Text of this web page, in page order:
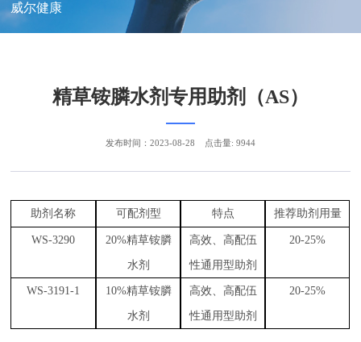
威尔健康
精草铵膦水剂专用助剂（AS）
助剂名称 可配剂型 特点 推荐助剂用量
WS-3290 20%精草铵膦
水剂
高效、高配伍
性通用型助剂
20-25%
WS-3191-1 10%精草铵膦
水剂
高效、高配伍
性通用型助剂
20-25%